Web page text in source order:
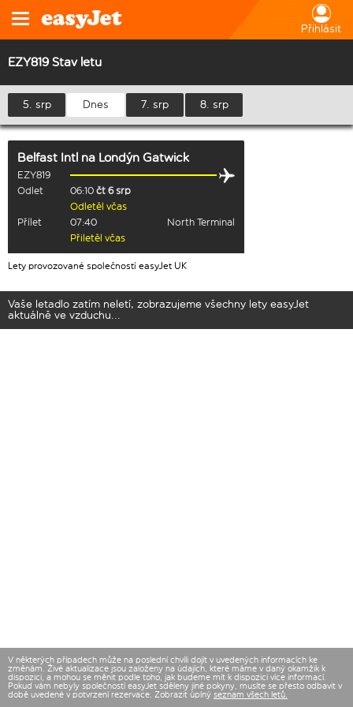
Přihlásit
EZY819 Stav letu
5. srp Dnes 7. srp 8. srp
Belfast Intl na Londýn Gatwick
EZY819
Odlet
06:10 čt 6 srp
Odletěl včas
Přílet
07:40
North Terminal
Přiletěl včas
Lety provozované společností easyJet UK
Vaše letadlo zatím neletí, zobrazujeme všechny lety easyJet
aktuálně ve vzduchu...
V některých případech může na poslední chvíli dojít v uvedených informacích ke
změnám. Živé aktualizace jsou založeny na údajích, které máme v daný okamžik k
dispozici, a mohou se měnit podle toho, jak budeme mít k dispozici více informací.
Pokud vám nebyly společností easyJet sděleny jiné pokyny, musíte se přesto odbavit v
době uvedené v potvrzení rezervace. Zobrazit úplný seznam všech letů.